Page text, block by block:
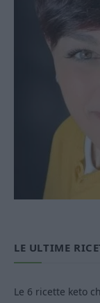
LE ULTIME
Le 6 ricette keto